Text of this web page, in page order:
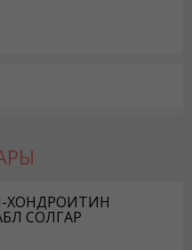
ХОНДРОИТИН
СОЛГАР